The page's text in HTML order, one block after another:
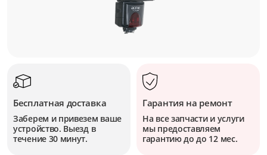
Бесплатная доставка
Заберем и привезем ваше
устройство. Выезд в
течение 30 минут.
Гарантия на ремонт
На все запчасти и услуги
мы предоставляем
гарантию до до 12 мес.